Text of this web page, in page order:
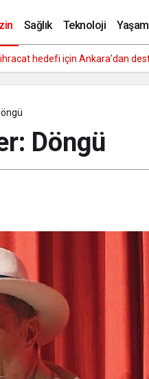
Sağlık Teknoloji Yaşam
Döngü
Yayımda!